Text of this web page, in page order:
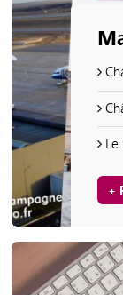
Le
+